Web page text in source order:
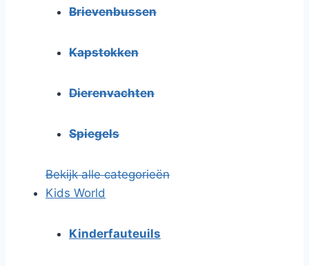
Brievenbussen
Kapstokken
Dierenvachten
Spiegels
Bekijk alle categorieën
Kids World
Kinderfauteuils